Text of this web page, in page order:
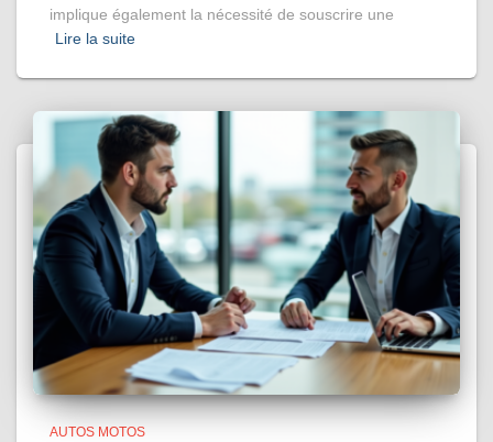
implique également la nécessité de souscrire une
Lire la suite
AUTOS MOTOS